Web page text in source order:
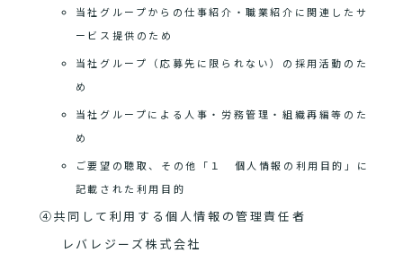
当社グループからの仕事紹介・職業紹介に関連したサ
ービス提供のため
当社グループ（応募先に限られない）の採用活動のた
め
当社グループによる人事・労務管理・組織再編等のた
め
ご要望の聴取、その他「１ 個人情報の利用目的」に
記載された利用目的
④共同して利用する個人情報の管理責任者
レバレジーズ株式会社